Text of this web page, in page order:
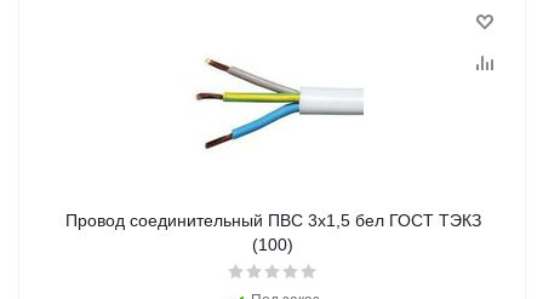
Провод соединительный ПВС 3х1,5 бел ГОСТ ТЭКЗ
(100)